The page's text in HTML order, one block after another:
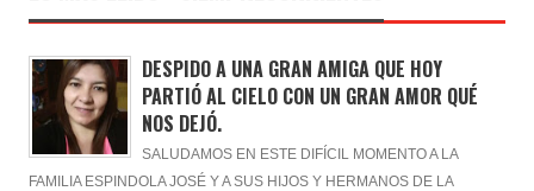
DESPIDO A UNA GRAN AMIGA QUE HOY
PARTIÓ AL CIELO CON UN GRAN AMOR QUÉ
NOS DEJÓ.
SALUDAMOS EN ESTE DIFÍCIL MOMENTO A LA
FAMILIA ESPINDOLA JOSÉ Y A SUS HIJOS Y HERMANOS DE LA